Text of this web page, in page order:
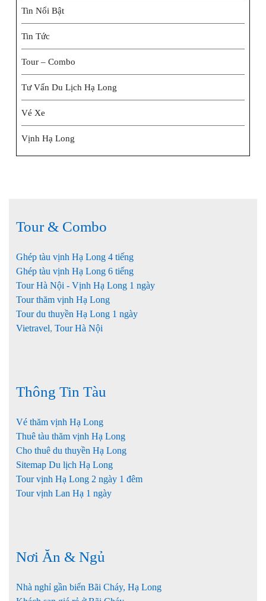
Tin Nổi Bật
Tin Tức
Tour – Combo
Tư Vấn Du Lịch Hạ Long
Vé Xe
Vịnh Hạ Long
Tour & Combo
Ghép tàu vịnh Hạ Long 4 tiếng
Ghép tàu vịnh Hạ Long 6 tiếng
Tour Hà Nội - Vịnh Hạ Long 1 ngày
Tour thăm vịnh Hạ Long
Tour du thuyền Hạ Long 1 ngày
Vietravel, Tour Hà Nội
Thông Tin Tàu
Vé thăm vịnh Hạ Long
Thuê tàu thăm vịnh Hạ Long
Cho thuê du thuyền Hạ Long
Sitemap Du lịch Hạ Long
Tour vịnh Hạ Long 2 ngày 1 đêm
Tour vịnh Lan Hạ 1 ngày
Nơi Ăn & Ngủ
Nhà nghỉ gần biển Bãi Cháy, Hạ Long